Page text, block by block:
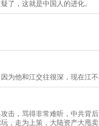
了，这就是中国人的进化。
为他和江交往很深，现在江不
击，骂得非常难听，中共背
，走为上策，大陆资产大甩